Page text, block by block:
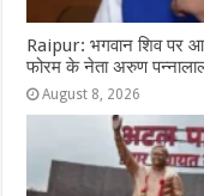
Raipur: भगवान शिव पर
फोरम के नेता अरुण
August 8, 2026